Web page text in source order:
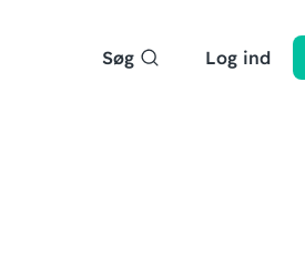
Søg Log ind